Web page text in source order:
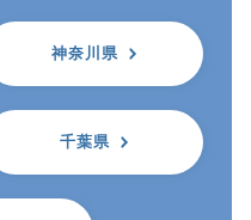
神奈川県
千葉県